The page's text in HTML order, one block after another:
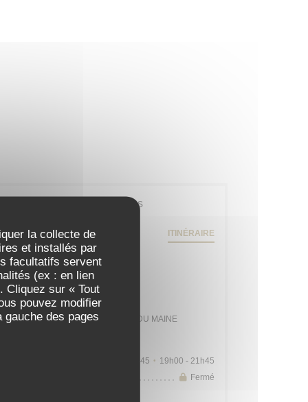
la collecte de
et installés par
facultatifs servent
(ex : en lien
Cliquez sur « Tout
pouvez modifier
des pages
Infos pratiques
75014 Paris((ouvre une nouvelle fenêtre))
ITINÉRAIRE
Métro
Gaîté
Station de vélos
Station n° 14103 132 / 136 AVENUE DU MAINE
09h00 - 13h45 •
19h00 - 21h45
Fermé